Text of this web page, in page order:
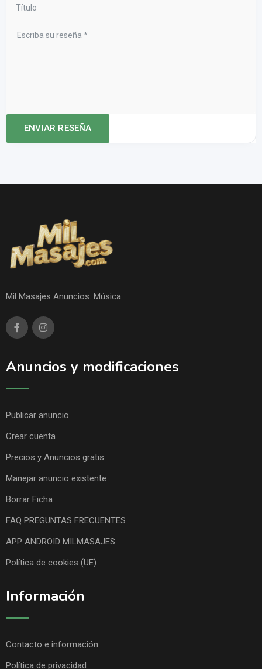
Mil Masajes Anuncios. Música.
Anuncios y modificaciones
Publicar anuncio
Crear cuenta
Precios y Anuncios gratis
Manejar anuncio existente
Borrar Ficha
FAQ PREGUNTAS FRECUENTES
APP ANDROID MILMASAJES
Política de cookies (UE)
Información
Contacto e información
Política de privacidad